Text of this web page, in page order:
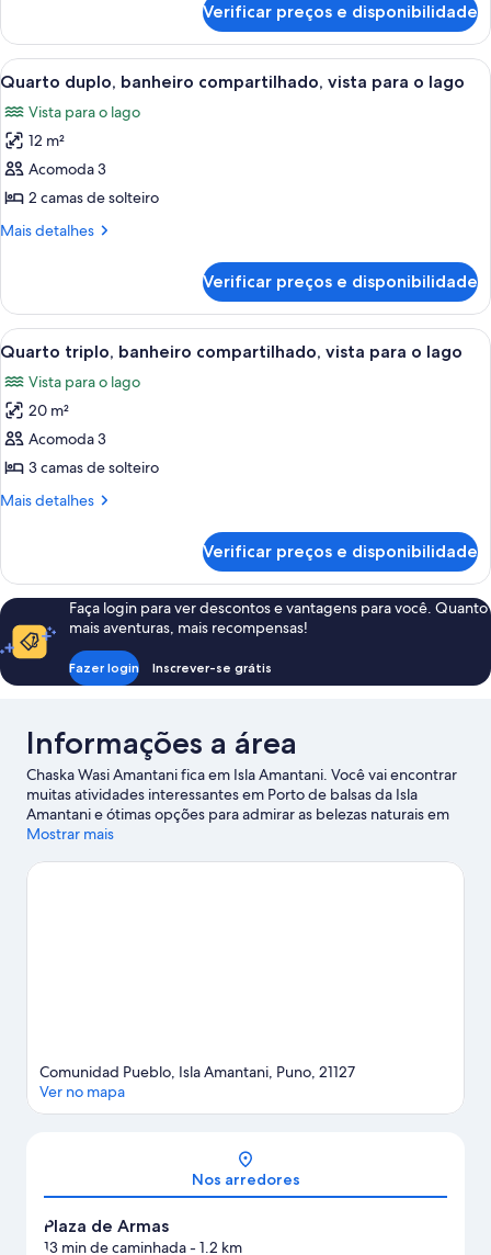
vista
para
o
lago
casal,
banheiro
compartilhado,
para
o
lago
Verificar preços e disponibilidade
Carrega
todas
as
fotos
de
Quarto
duplo,
vista
para
o
lago
Quarto com duas camas de solteiro,
4
Quarto duplo, banheiro compartilhado, vista para o lago
Vista para o lago
12 m²
Acomoda 3
2 camas de solteiro
Mais detalhes
Mais
duplo,
banheiro
compartilhado,
para
o
lago
Verificar preços e disponibilidade
Carrega
todas
as
fotos
de
Quarto
triplo,
vista
para
o
lago
Quarto com duas camas, janela com
1
Quarto triplo, banheiro compartilhado, vista para o lago
Vista para o lago
20 m²
Acomoda 3
3 camas de solteiro
Mais detalhes
Mais
triplo,
banheiro
compartilhado,
vista
para
o
Verificar preços e disponibilidade
Faça login para ver descontos e vantagens para você. Quanto
mais aventuras, mais recompensas!
Fazer login Inscrever-se grátis
Informações a área
Chaska Wasi Amantani fica em Isla Amantani. Você vai encontrar
muitas atividades interessantes em Porto de balsas da Isla
Amantani e ótimas opções para admirar as belezas naturais em
Lago Titicaca - Puno (e arredores) e Montanha sagrada de
como pesca.
Mostrar mais
Mapa
Comunidad Pueblo, Isla Amantani, Puno, 21127
Ver no mapa
Nos arredores
Plaza de Armas
13 min de caminhada- 1.2 km